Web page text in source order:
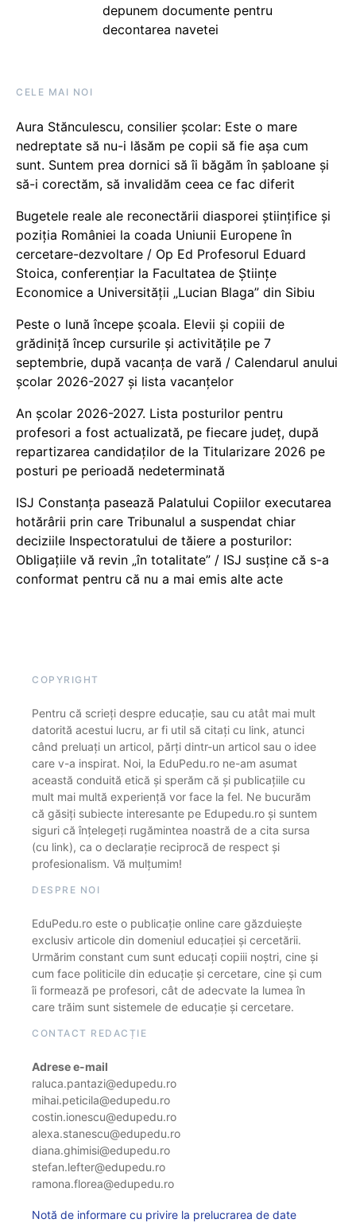
depunem documente pentru
decontarea navetei
CELE MAI NOI
Aura Stănculescu, consilier școlar: Este o mare
nedreptate să nu-i lăsăm pe copii să fie așa cum
sunt. Suntem prea dornici să îi băgăm în șabloane și
să-i corectăm, să invalidăm ceea ce fac diferit
Bugetele reale ale reconectării diasporei științifice și
poziția României la coada Uniunii Europene în
cercetare-dezvoltare / Op Ed Profesorul Eduard
Stoica, conferențiar la Facultatea de Științe
Economice a Universității „Lucian Blaga” din Sibiu
Peste o lună începe școala. Elevii și copiii de
grădiniță încep cursurile și activitățile pe 7
septembrie, după vacanța de vară / Calendarul anului
școlar 2026-2027 și lista vacanțelor
An școlar 2026-2027. Lista posturilor pentru
profesori a fost actualizată, pe fiecare județ, după
repartizarea candidaților de la Titularizare 2026 pe
posturi pe perioadă nedeterminată
ISJ Constanța pasează Palatului Copiilor executarea
hotărârii prin care Tribunalul a suspendat chiar
deciziile Inspectoratului de tăiere a posturilor:
Obligațiile vă revin „în totalitate” / ISJ susține că s-a
conformat pentru că nu a mai emis alte acte
COPYRIGHT
Pentru că scrieți despre educație, sau cu atât mai mult
datorită acestui lucru, ar fi util să citați cu link, atunci
când preluați un articol, părți dintr-un articol sau o idee
care v-a inspirat. Noi, la EduPedu.ro ne-am asumat
această conduită etică și sperăm că și publicațiile cu
mult mai multă experiență vor face la fel. Ne bucurăm
că găsiți subiecte interesante pe Edupedu.ro și suntem
siguri că înțelegeți rugămintea noastră de a cita sursa
(cu link), ca o declarație reciprocă de respect și
profesionalism. Vă mulțumim!
DESPRE NOI
EduPedu.ro este o publicație online care găzduiește
exclusiv articole din domeniul educației și cercetării.
Urmărim constant cum sunt educați copiii noștri, cine și
cum face politicile din educație și cercetare, cine și cum
îi formează pe profesori, cât de adecvate la lumea în
care trăim sunt sistemele de educație și cercetare.
CONTACT REDACȚIE
Adrese e-mail
raluca.pantazi@edupedu.ro
mihai.peticila@edupedu.ro
costin.ionescu@edupedu.ro
alexa.stanescu@edupedu.ro
diana.ghimisi@edupedu.ro
stefan.lefter@edupedu.ro
ramona.florea@edupedu.ro
Notă de informare cu privire la prelucrarea de date